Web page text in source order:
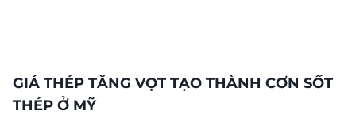
GIÁ THÉP TĂNG VỌT TẠO THÀNH CƠN SỐT
THÉP Ở MỸ